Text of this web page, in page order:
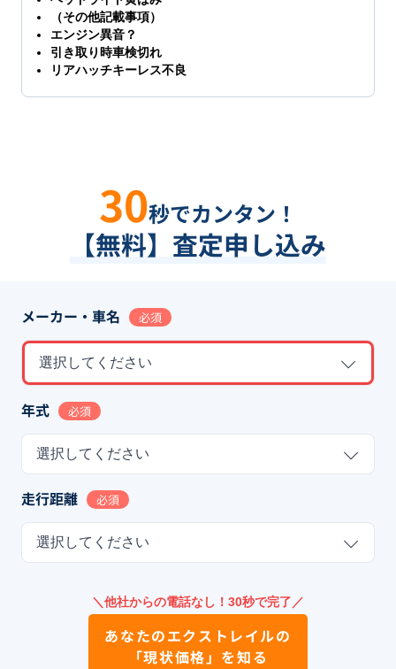
（その他記載事項）
エンジン異音？
引き取り時車検切れ
リアハッチキーレス不良
30秒でカンタン！
【無料】査定申し込み
メーカー・車名 必須
選択してください
年式 必須
選択してください
走行距離 必須
選択してください
＼他社からの電話なし！30秒で完了／
あなたのエクストレイルの
「現状価格」を知る